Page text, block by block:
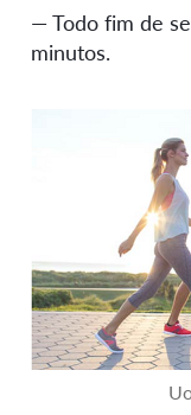
— Todo fim de
minutos.